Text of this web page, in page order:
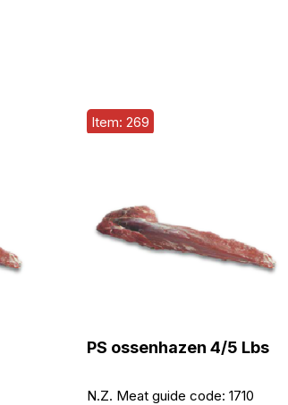
Item: 269
PS ossenhazen 4/5 Lbs
N.Z. Meat guide code: 1710